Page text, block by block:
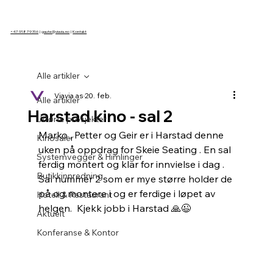
+47 918 79 316 |gaute@viavia.no |Kontakt
Alle artikler
Utførte prosjekter
Kinosaler
Systemvegger & Himlinger
Butikkinnredning
Hotell & Restaurant
Aktuelt
Konferanse & Kontor
Alle artikler
Harstad kino - sal 2
Viavia as20. feb.
Marko , Petter og Geir er i Harstad denne
uken på oppdrag for Skeie Seating . En sal
ferdig montert og klar for innvielse i dag .
Sal nummer 2 som er mye større holder de
på og montere i og er ferdige i løpet av
helgen.  Kjekk jobb i Harstad 🙏😉